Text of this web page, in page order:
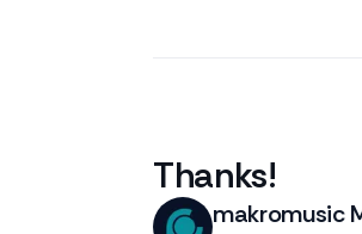
Thanks!
makromusic